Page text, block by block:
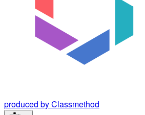
produced by Classmethod